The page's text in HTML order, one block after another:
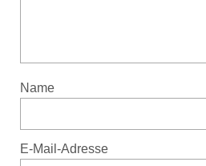
Name
E-Mail-Adresse